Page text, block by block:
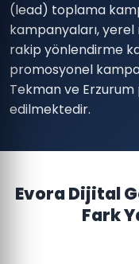
(lead) toplama
kampanyaları,
rakip yönlendirme
promosyonel
Tekman ve
edilmektedir.
Evora Dijital
Fark